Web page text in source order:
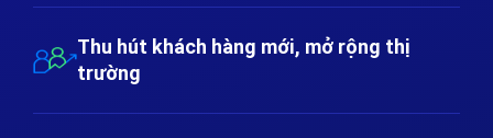
Thu hút khách hàng mới, mở rộng thị
trường